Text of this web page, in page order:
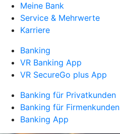
Meine Bank
Service & Mehrwerte
Karriere
Banking
VR Banking App
VR SecureGo plus App
Banking für Privatkunden
Banking für Firmenkunden
Banking App